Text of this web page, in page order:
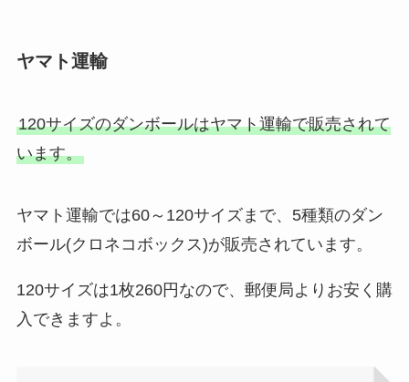
ヤマト運輸
120サイズのダンボールはヤマト運輸で販売されて
います。
ヤマト運輸では60～120サイズまで、5種類のダン
ボール(クロネコボックス)が販売されています。
120サイズは1枚260円なので、郵便局よりお安く購
入できますよ。